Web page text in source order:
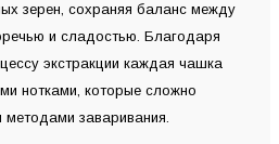
зерен, сохраняя баланс между
и сладостью. Благодаря
экстракции каждая чашка
нотками, которые сложно
методами заваривания.